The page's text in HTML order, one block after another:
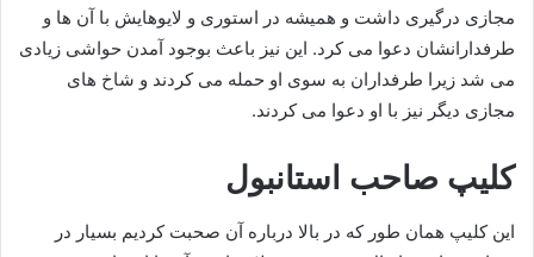
مجازی درگیری داشت و همیشه در استوری و لایوهایش با آن ها و
طرفدارانشان دعوا می کرد. این نیز باعث بوجود آمدن حواشی زیادی
می شد زیرا طرفداران به سوی او حمله می کردند و شاخ های
مجازی دیگر نیز با او دعوا می کردند.
کلیپ صاحب استانبول
این کلیپ همان طور که در بالا درباره آن صحبت کردیم بسیار در